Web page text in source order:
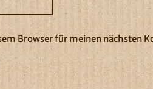
Browser für meinen nächsten